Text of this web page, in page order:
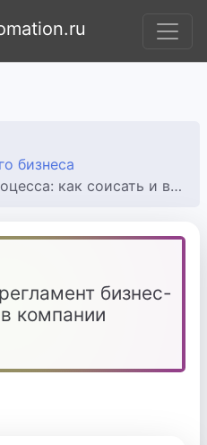
бизнеса
как соисать и внедрить
бизнес-
компании